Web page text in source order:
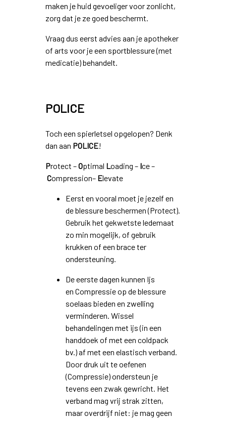
maken je huid gevoeliger voor zonlicht,
zorg dat je ze goed beschermt.
Vraag dus eerst advies aan je apotheker
of arts voor je een sportblessure (met
medicatie) behandelt.
POLICE
Toch een spierletsel opgelopen? Denk
dan aan POLICE!
Protect –Optimal L oading – Ice –
Compression– Elevate
Eerst en vooral moet je jezelf en
de blessure beschermen (Protect).
Gebruik het gekwetste ledemaat
zo min mogelijk, of gebruik
krukken of een brace ter
ondersteuning.
De eerste dagen kunnen Ijs
en Compressie op de blessure
soelaas bieden en zwelling
verminderen. Wissel
behandelingen met ijs (in een
handdoek of met een coldpack
bv.) af met een elastisch verband.
Door druk uit te oefenen
(Compressie) ondersteun je
tevens een zwak gewricht. Het
verband mag vrij strak zitten,
maar overdrijf niet: je mag geen